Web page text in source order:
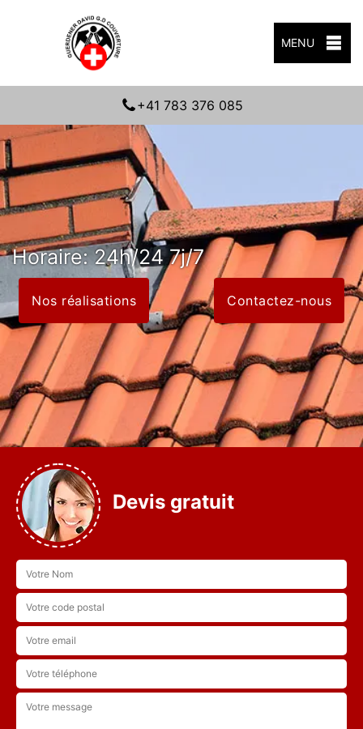
MENU
+41 783 376 085
Horaire: 24h/24 7j/7
Nos réalisations Contactez-nous
Devis gratuit